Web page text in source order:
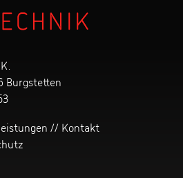
Burgstetten
// Kontakt